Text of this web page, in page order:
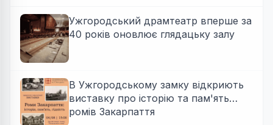
Ужгородський драмтеатр вперше за
40 років оновлює глядацьку залу
В Ужгородському замку відкриють
виставку про історію та пам'ять
ромів Закарпаття